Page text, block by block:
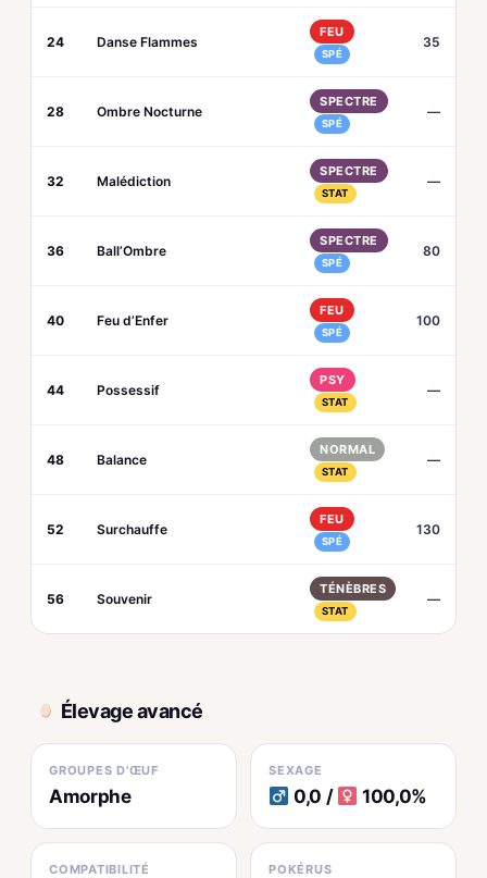
24 Danse Flammes
FEU
SPÉ
35
28 Ombre Nocturne
SPECTRE
SPÉ
—
32 Malédiction
SPECTRE
STAT
—
36 Ball’Ombre
SPECTRE
SPÉ
80
40 Feu d’Enfer
FEU
SPÉ
100
44 Possessif
PSY
STAT
—
48 Balance
NORMAL
STAT
—
52 Surchauffe
FEU
SPÉ
130
56 Souvenir
TÉNÈBRES
STAT
—
Élevage avancé
GROUPES D'ŒUF
Amorphe
SEXAGE
0,0 / 100,0%
COMPATIBILITÉ
POKÉRUS